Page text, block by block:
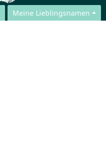
Meine Lieblingsnamen